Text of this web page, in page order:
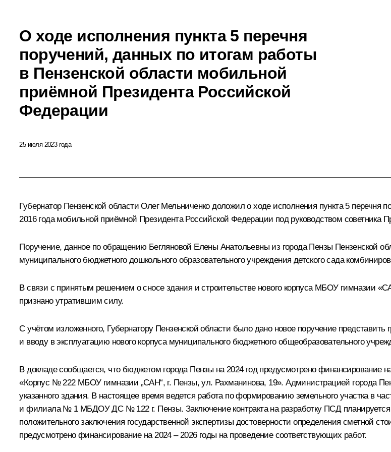
О ходе исполнения пункта 5 перечня
поручений, данных по итогам работы
в Пензенской области мобильной
приёмной Президента Российской
Федерации
25 июля 2023 года
Губернатор Пензенской области Олег Мельниченко доложил о ходе исполнения пункта 5 перечня
2016 года мобильной приёмной Президента Российской Федерации под руководством советника
Поручение, данное по обращению Бегляновой Елены Анатольевны из города Пензы Пензенской
муниципального бюджетного дошкольного образовательного учреждения детского сада
В связи с принятым решением о сносе здания и строительстве нового корпуса МБОУ гимназии
признано утратившим силу.
С учётом изложенного, Губернатору Пензенской области было дано новое поручение
и вводу в эксплуатацию нового корпуса муниципального бюджетного общеобразовательного
В докладе сообщается, что бюджетом города Пензы на 2024 год предусмотрено финансирование
«Корпус № 222 МБОУ гимназии „САН“, г. Пензы, ул. Рахманинова, 19». Администрацией города
указанного здания. В настоящее время ведется работа по формированию земельного участка в
и филиала № 1 МБДОУ ДС № 122 г. Пензы. Заключение контракта на разработку ПСД планируется
положительного заключения государственной экспертизы достоверности определения сметной
предусмотрено финансирование на 2024 – 2026 годы на проведение соответствующих работ.